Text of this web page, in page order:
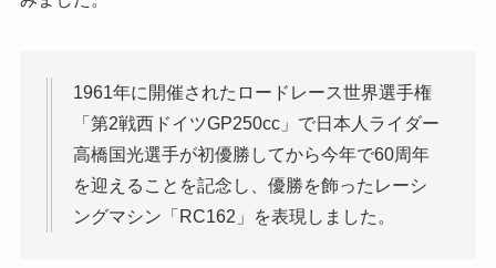
1961年に開催されたロードレース世界選手権
「第2戦西ドイツGP250cc」で日本人ライダー
高橋国光選手が初優勝してから今年で60周年
を迎えることを記念し、優勝を飾ったレーシ
ングマシン「RC162」を表現しました。